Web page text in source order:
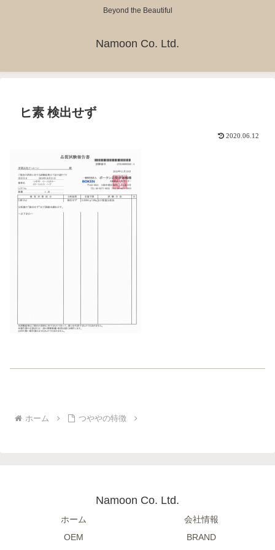
Beyond the Beautiful
Namoon Co. Ltd.
ヒ素 検出せず
2020.06.12
ホーム つややの特徴
Namoon Co. Ltd.
ホーム
会社情報
OEM
BRAND